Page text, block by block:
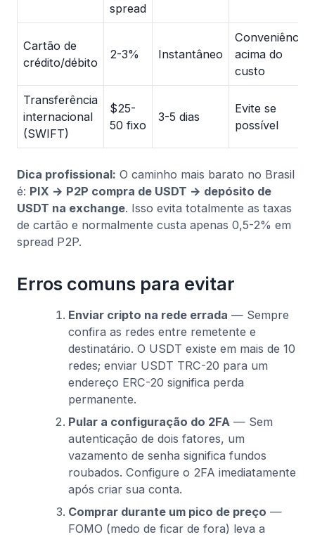
spread
Cartão de
crédito/débito
2-3% Instantâneo
Conveniência
acima do
custo
Transferência
internacional
(SWIFT)
$25-
50 fixo
3-5 dias
Evite se
possível
Dica profissional: O caminho mais barato no Brasil
é: PIX → P2P compra de USDT → depósito de
USDT na exchange. Isso evita totalmente as taxas
de cartão e normalmente custa apenas 0,5-2% em
spread P2P.
Erros comuns para evitar
Enviar cripto na rede errada — Sempre
confira as redes entre remetente e
destinatário. O USDT existe em mais de 10
redes; enviar USDT TRC-20 para um
endereço ERC-20 significa perda
permanente.
Pular a configuração do 2FA — Sem
autenticação de dois fatores, um
vazamento de senha significa fundos
roubados. Configure o 2FA imediatamente
após criar sua conta.
Comprar durante um pico de preço —
FOMO (medo de ficar de fora) leva a